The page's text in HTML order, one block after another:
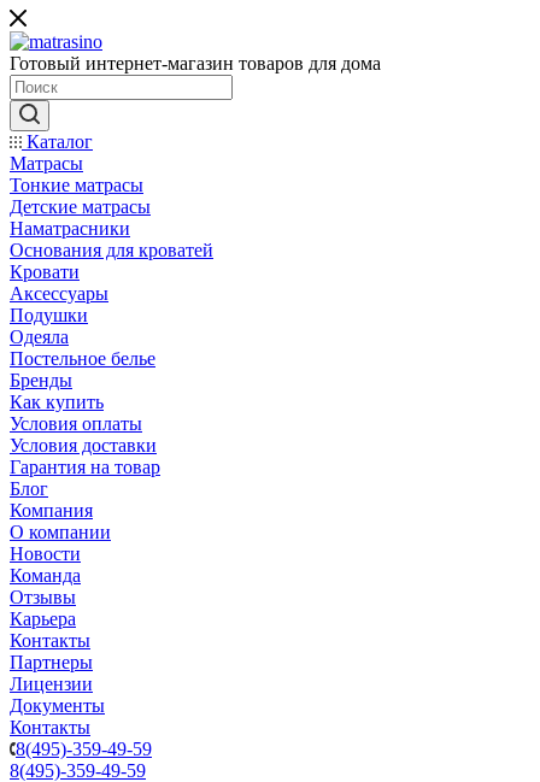
Готовый интернет-магазин товаров для дома
Каталог
Матрасы
Тонкие матрасы
Детские матрасы
Наматрасники
Основания для кроватей
Кровати
Аксессуары
Подушки
Одеяла
Постельное белье
Бренды
Как купить
Условия оплаты
Условия доставки
Гарантия на товар
Блог
Компания
О компании
Новости
Команда
Отзывы
Карьера
Контакты
Партнеры
Лицензии
Документы
Контакты
8(495)-359-49-59
8(495)-359-49-59